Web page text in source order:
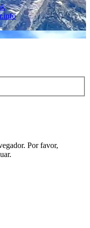
Por favor,